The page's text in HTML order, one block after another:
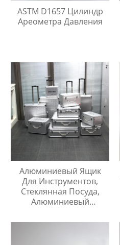
ASTM D1657 Цилиндр
Ареометра Давления
Алюминиевый Ящик
Для Инструментов,
Стеклянная Посуда,
Алюминиевый